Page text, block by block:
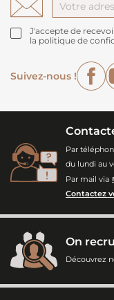
J'accepte de
la politique de
Suivez-nous !
Par
du lundi au
Par mail via
Contactez
On
Découvrez